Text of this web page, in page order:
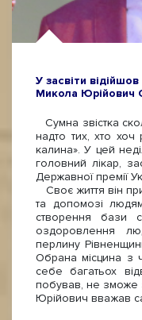
У засвіти
Микола Юрійович
Сумна звістка
надто тих, хто хоч
калина». У цей
головний лікар,
Державної премії
Своє життя він
та допомозі
створення бази
оздоровлення
перлину
Обрана місцина з
себе багатьох
побував, не зможе
Юрійович вважав